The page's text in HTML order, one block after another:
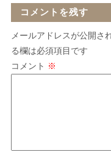
コメントを残す
メールアドレスが公開さ
る欄は必須項目です
コメント ※